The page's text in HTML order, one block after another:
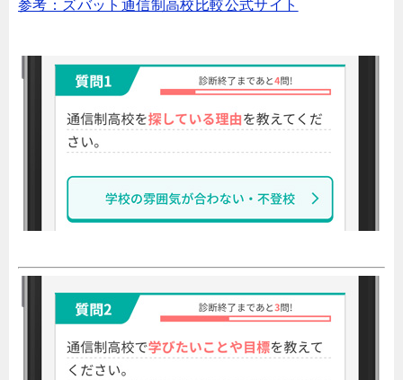
参考：ズバット通信制高校比較公式サイト